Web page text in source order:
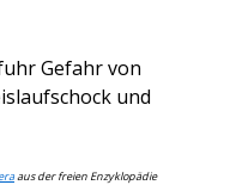
Gefahr von
und
aus der freien Enzyklopädie